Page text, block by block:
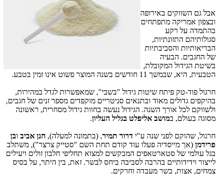
אבל גם השווקים באירופה
ובצפון אמריקה מתפתחים
בהתמדה על רקע
סגולותיהם התזונתיות,
הבריאותיות והסביבתיות
של החגבים. הבעיה
בשיטת הגידול המקובלת,
הטבעית, היא, שבמשך 11 חודשים בשנה המוצר פשוט אינו זמין בטבע.
חרגול פוד-טק פיתח שיטות גידול "בשבי", שמאפשרות לגדל במהירות,
בהיקפים גדולים מאוד ובתנאים סניטריים מוקפדים מספר זנים של חגבים,
ולשווקם לכל אורך השנה. הגידול נעשה בחוות גידול מסחרית, ראשונה
מסוגה בעולם, במושב אליפלט בגליל העליון.
חרגול, שהוקם לפני שנה ע"י דרור תמיר, (בתמונה למעלה), חנן אביב ובן
פרידמן (אך מייסדיה פעלו עוד קודם תחת השם "סטייק צרצר"), משתלב
בגל עולמי של סטארטאפים המבקשים למצוא תחליפי חלבון זולים ויעילים
לייצור וידידותיים בהרבה לסביבה ביחס לבשר. זאת, בין היתר, על בסיס
צמחים, אצות, בשר מעבדה וחרקים.